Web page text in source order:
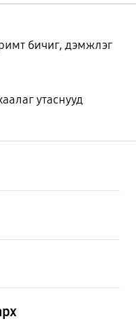
бичиг, дэмжлэг
утаснууд